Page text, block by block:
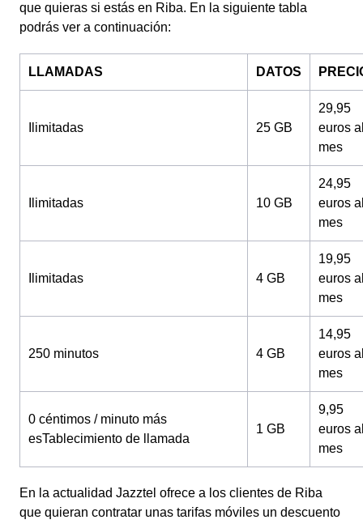
que quieras si estás en Riba. En la siguiente tabla
podrás ver a continuación:
LLAMADAS DATOS
Ilimitadas 25 GB
29,95
euros
mes
Ilimitadas 10 GB
24,95
euros
mes
Ilimitadas 4 GB
19,95
euros
mes
250 minutos 4 GB
14,95
euros
mes
0 céntimos / minuto más
esTablecimiento de llamada
1 GB
9,95
euros
mes
En la actualidad Jazztel ofrece a los clientes de Riba
que quieran contratar unas tarifas móviles un descuento